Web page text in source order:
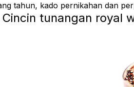
tahun, kado pernikahan dan
Cincin tunangan royal